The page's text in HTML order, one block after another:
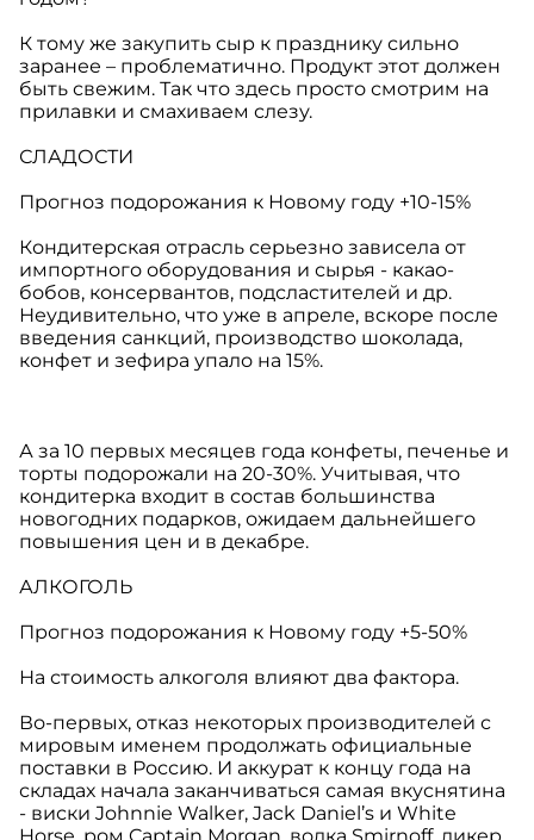
К тому же закупить сыр к празднику сильно
заранее – проблематично. Продукт этот должен
быть свежим. Так что здесь просто смотрим на
прилавки и смахиваем слезу.
СЛАДОСТИ
Прогноз подорожания к Новому году +10-15%
Кондитерская отрасль серьезно зависела от
импортного оборудования и сырья - какао-
бобов, консервантов, подсластителей и др.
Неудивительно, что уже в апреле, вскоре после
введения санкций, производство шоколада,
конфет и зефира упало на 15%.
А за 10 первых месяцев года конфеты, печенье и
торты подорожали на 20-30%. Учитывая, что
кондитерка входит в состав большинства
новогодних подарков, ожидаем дальнейшего
повышения цен и в декабре.
АЛКОГОЛЬ
Прогноз подорожания к Новому году +5-50%
На стоимость алкоголя влияют два фактора.
Во-первых, отказ некоторых производителей с
мировым именем продолжать официальные
поставки в Россию. И аккурат к концу года на
складах начала заканчиваться самая вкуснятина
- виски Johnnie Walker, Jack Daniel’s и White